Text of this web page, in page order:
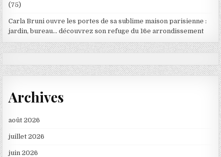
(75)
Carla Bruni ouvre les portes de sa sublime maison parisienne :
jardin, bureau… découvrez son refuge du 16e arrondissement
Archives
août 2026
juillet 2026
juin 2026